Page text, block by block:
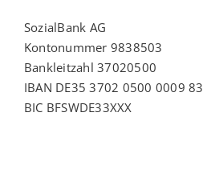
SozialBank AG
Kontonummer 9838503
Bankleitzahl 37020500
IBAN DE35 3702 0500 0009
BIC BFSWDE33XXX